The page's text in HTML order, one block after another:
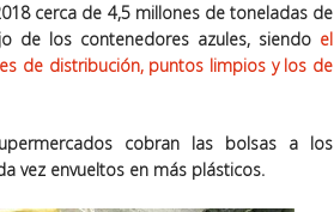
cerca de 4,5 millones de toneladas de
de los contenedores azules, siendo el
de distribución, puntos limpios y los de
cobran las bolsas a los
vez envueltos en más plásticos.